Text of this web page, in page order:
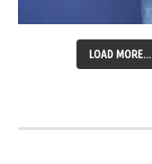
LOAD MORE...